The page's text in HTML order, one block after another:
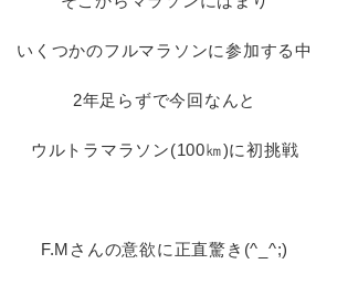
いくつかのフルマラソンに参加する中
2年足らずで今回なんと
ウルトラマラソン(100㎞)に初挑戦
F.Mさんの意欲に正直驚き(^_^;)